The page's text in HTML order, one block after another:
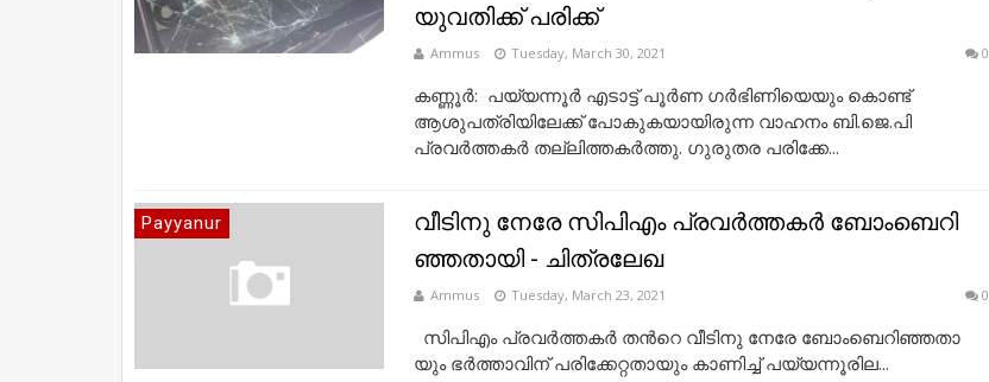
യുവതിക്ക്​ പരിക്ക്​
Ammus Tuesday, March 30, 2021 0
കണ്ണൂർ: പയ്യന്നൂർ എടാട്ട്​ പൂർണ ഗർഭിണിയെയും കൊണ്ട്
ആശുപത്രിയിലേക്ക് പോകുകയായിരുന്ന വാഹനം ബി.ജെ.പി
പ്രവർത്തകർ തല്ലിത്തകർത്തു. ഗുരുതര പരിക്കേ...
Payyanur
വീ​ടി​നു നേ​രേ സി​പി​എം പ്ര​വ​ര്‍​ത്ത​ക​ര്‍ ബോം​ബെ​റി​
ഞ്ഞ​താ​യി - ചി​ത്ര​ലേ​ഖ
Ammus Tuesday, March 23, 2021 0
സി​പി​എം പ്ര​വ​ര്‍​ത്ത​ക​ര്‍ ത​ന്‍റെ വീ​ടി​നു നേ​രേ ബോം​ബെ​റി​ഞ്ഞ​താ​
യും ഭ​ര്‍​ത്താ​വി​ന് പ​രി​ക്കേ​റ്റ​താ​യും കാ​ണി​ച്ച്‌ പ​യ്യ​ന്നൂ​രി​ല...